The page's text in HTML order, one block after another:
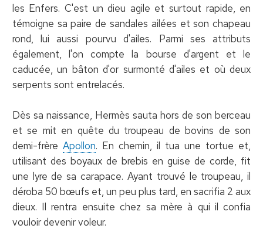
les Enfers. C'est un dieu agile et surtout rapide, en
témoigne sa paire de sandales ailées et son chapeau
rond, lui aussi pourvu d'ailes. Parmi ses attributs
également, l'on compte la bourse d'argent et le
caducée, un bâton d'or surmonté d'ailes et où deux
serpents sont entrelacés.
Dès sa naissance, Hermès sauta hors de son berceau
et se mit en quête du troupeau de bovins de son
demi-frère Apollon. En chemin, il tua une tortue et,
utilisant des boyaux de brebis en guise de corde, fit
une lyre de sa carapace. Ayant trouvé le troupeau, il
déroba 50 bœufs et, un peu plus tard, en sacrifia 2 aux
dieux. Il rentra ensuite chez sa mère à qui il confia
vouloir devenir voleur.